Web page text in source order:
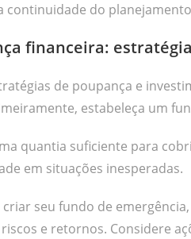
continuidade do
financeira:
de poupança e
estabeleça um
quantia suficiente para
em situações inesperadas.
criar seu fundo de
e retornos. Considere